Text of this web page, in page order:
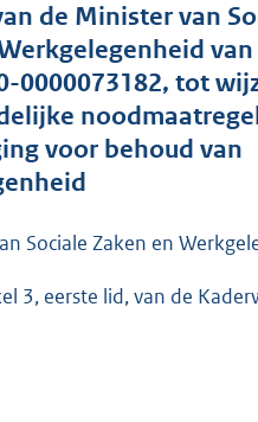
d
s
g
o
o
:
0
de Minister van
van
0000073182, tot
voor behoud van
Sociale Zaken en
3, eerste lid, van de